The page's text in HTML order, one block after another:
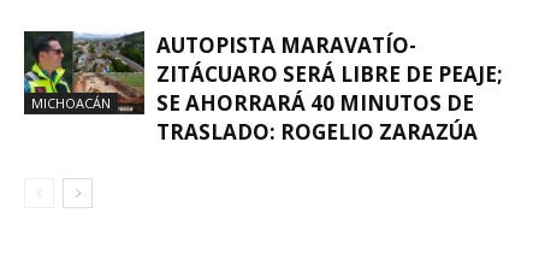
MICHOACÁN
AUTOPISTA MARAVATÍO-
ZITÁCUARO SERÁ LIBRE DE PEAJE;
SE AHORRARÁ 40 MINUTOS DE
TRASLADO: ROGELIO ZARAZÚA